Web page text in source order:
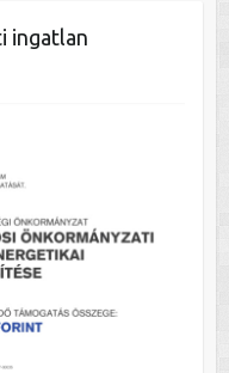
ingatlan